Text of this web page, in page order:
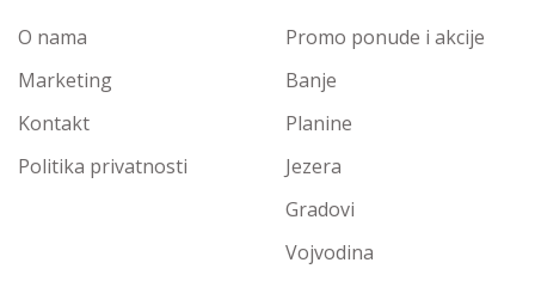
O nama
Marketing
Kontakt
Politika privatnosti
Promo ponude i akcije
Banje
Planine
Jezera
Gradovi
Vojvodina